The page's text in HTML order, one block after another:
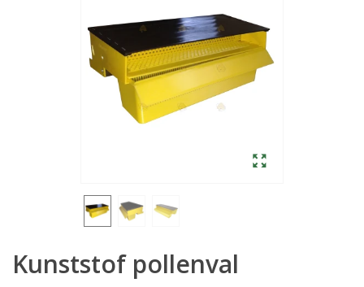
Kunststof pollenval